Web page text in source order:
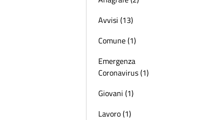
Avvisi (13)
Comune (1)
Emergenza
Coronavirus (1)
Giovani (1)
Lavoro (1)